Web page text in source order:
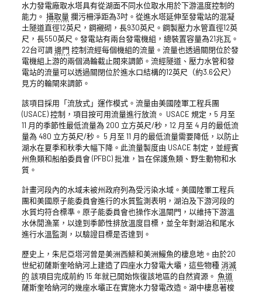
水力發電廠取水塔具有從湖面不同水位取水用於下游溫度控制的
能力。 攝取量攔污柵淨距為3吋。從進水塔延伸至發電站的混凝
土隧道直徑12英尺，鋼襯砌，長930英尺。鋼製壓力水管直徑12英
尺，長550英尺。發電站有兩台發電機組，總裝置容量為21兆瓦。
22台可調 邊門 控制流經每個機組的流量。流量也透過關閉位於發
電機組上游的兩個渦輪截止閥來調節。流經隧道、壓力水管和發
電站的流量可以透過關閉位於進水口結構的12英尺（約3.6公尺）
見方的輪閘來調節。
該項目採用「流放式」運作模式。流量由美國陸軍工程兵團
(USACE) 控制，項目按可用流量進行放流。 USACE 規定，5 月至
11 月的季節性最低流量為 200 立方英尺/秒，12 月至 4 月的最低流
量為 480 立方英尺/秒。 5 月至 11 月的最低流量需要降低，以防止
湖水在夏季和秋季大幅下降。此流量製度由 USACE 制定，並經賓
州魚類和船舶委員會 (PFBC) 批准，旨在保護魚類、野生動物和水
質。
計畫河段內的水域未被州政府列為受污染水域。美國陸軍工程兵
團和美國原子能委員會進行的水質監測表明，湖泊及下游河段的
水質均符合標準。原子能委員會也操作水溫閘門，以維持下游溫
水休閒漁業，以達到季節性排放溫度目標，並全年對湖泊和尾水
進行水溫監測，以驗證目標是否達到。
歷史上，朱尼亞塔河曾是美洲西鯡和美洲鰻魚的棲息地。由於20
世紀初薩斯奎哈納河上建造了四座水力發電大壩，這些物種消滅
的 該項目完成前約 15 年就已開始恢復該地區的自然資源。 魚道
薩斯奎哈納河的幾座水壩正在實施水力發電改造。湖中棲息著梭